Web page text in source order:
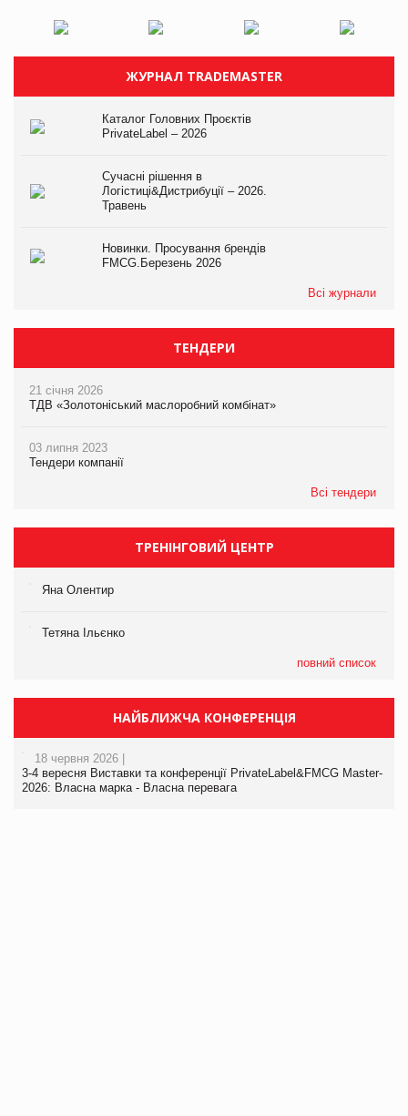
ЖУРНАЛ TRADEMASTER
Каталог Головних Проєктів
PrivateLabel – 2026
Сучасні рішення в
Логістиці&Дистрибуції – 2026.
Травень
Новинки. Просування брендів
FMCG.Березень 2026
Всі журнали
ТЕНДЕРИ
21 січня 2026
ТДВ «Золотоніський маслоробний комбінат»
03 липня 2023
Тендери компанії
Всі тендери
ТРЕНІНГОВИЙ ЦЕНТР
Яна Олентир
Тетяна Ільєнко
повний список
НАЙБЛИЖЧА КОНФЕРЕНЦІЯ
18 червня 2026 |
3-4 вересня Виставки та конференції PrivateLabel&FMCG Master-
2026: Власна марка - Власна перевага